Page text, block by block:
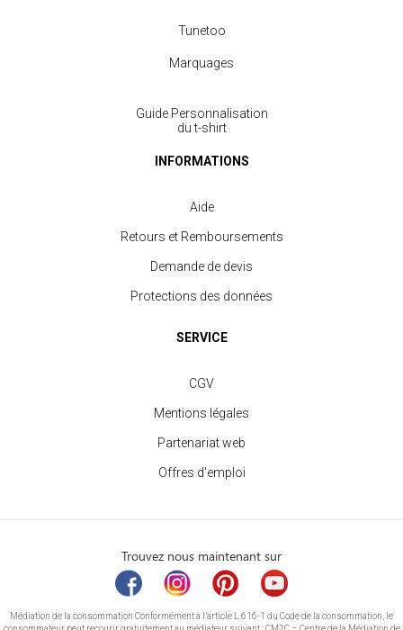
Tunetoo
Marquages
Guide Personnalisation
du t-shirt
INFORMATIONS
Aide
Retours et Remboursements
Demande de devis
Protections des données
SERVICE
CGV
Mentions légales
Partenariat web
Offres d'emploi
Trouvez nous maintenant sur
Médiation de la consommation Conformément à l’article L.616-1 du Code de la consommation, le